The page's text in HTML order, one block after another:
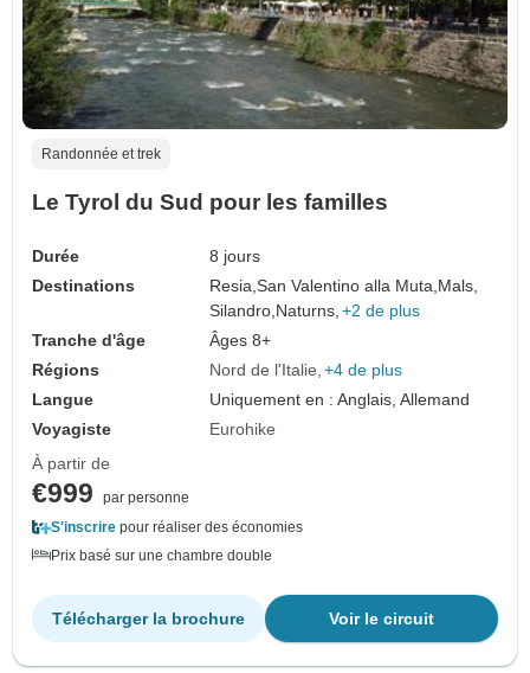
Randonnée et trek
Le Tyrol du Sud pour les familles
Durée
8 jours
Destinations
Resia,San Valentino alla Muta, Mals,
Silandro, Naturns, +2 de plus
Tranche d'âge
Âges 8+
Régions
Nord de l'Italie +4 de plus
Langue
Uniquement en : Anglais, Allemand
Voyagiste
Eurohike
À partir de
€999
par personne
S'inscrire pour réaliser des économies
Prix basé sur une chambre double
Voir le circuit
Télécharger la brochure